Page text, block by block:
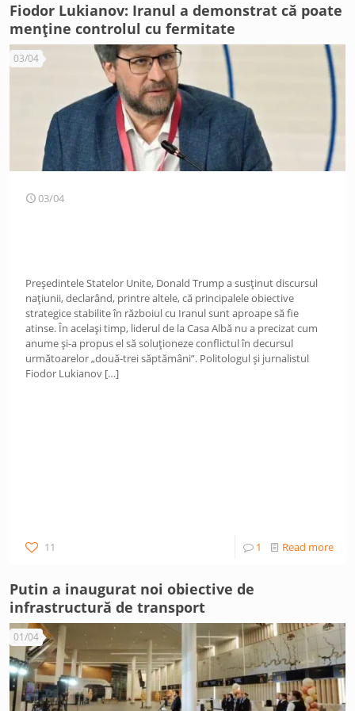
Fiodor Lukianov: Iranul a demonstrat că poate
menține controlul cu fermitate
03/04
03/04
Președintele Statelor Unite, Donald Trump a susținut discursul
națiunii, declarând, printre altele, că principalele obiective
strategice stabilite în războiul cu Iranul sunt aproape să fie
atinse. În același timp, liderul de la Casa Albă nu a precizat cum
anume și-a propus el să soluționeze conflictul în decursul
următoarelor „două-trei săptămâni”. Politologul și jurnalistul
Fiodor Lukianov […]
11 1 Read more
Putin a inaugurat noi obiective de
infrastructură de transport
01/04